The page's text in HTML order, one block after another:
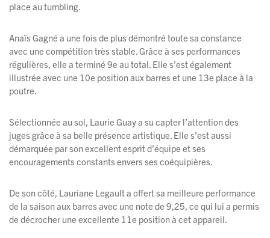
place au tumbling.
Anaïs Gagné a une fois de plus démontré toute sa constance
avec une compétition très stable. Grâce à ses performances
régulières, elle a terminé 9e au total. Elle s’est également
illustrée avec une 10e position aux barres et une 13e place à la
poutre.
Sélectionnée au sol, Laurie Guay a su capter l’attention des
juges grâce à sa belle présence artistique. Elle s’est aussi
démarquée par son excellent esprit d’équipe et ses
encouragements constants envers ses coéquipières.
De son côté, Lauriane Legault a offert sa meilleure performance
de la saison aux barres avec une note de 9,25, ce qui lui a permis
de décrocher une excellente 11e position à cet appareil.